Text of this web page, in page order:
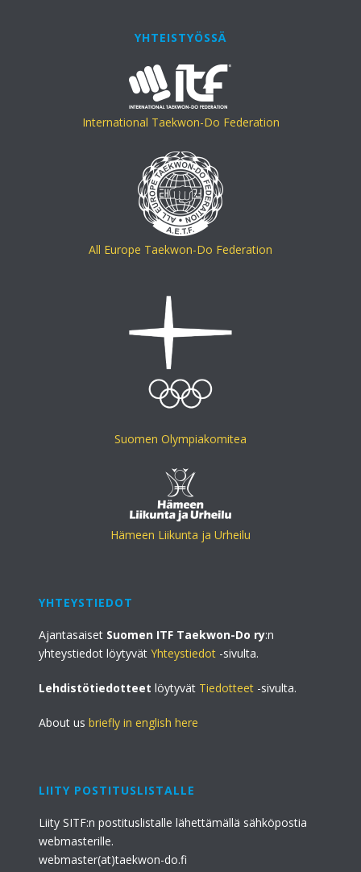
YHTEISTYÖSSÄ
International Taekwon-Do Federation
All Europe Taekwon-Do Federation
Suomen Olympiakomitea
Hämeen Liikunta ja Urheilu
YHTEYSTIEDOT
Ajantasaiset Suomen ITF Taekwon-Do ry:n
yhteystiedot löytyvätYhteystiedot -sivulta.
Lehdistötiedotteet löytyvät Tiedotteet -sivulta.
About usbriefly in english here
LIITY POSTITUSLISTALLE
Liity SITF:n postituslistalle lähettämällä sähköpostia
webmasterille.
webmaster(at)taekwon-do.fi